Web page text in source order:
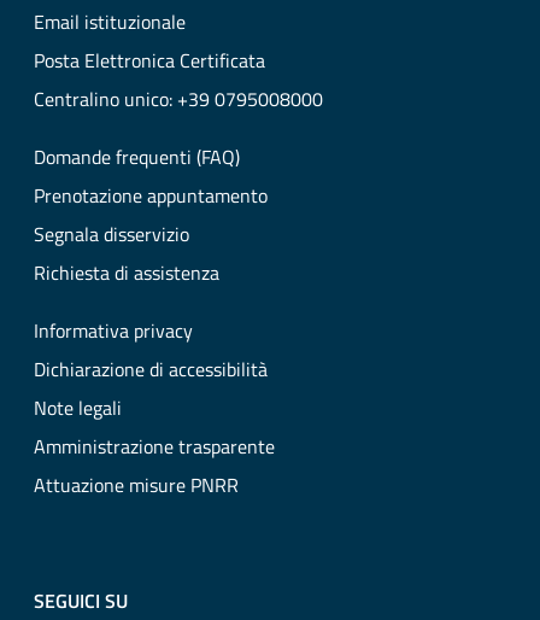
Email istituzionale
Posta Elettronica Certificata
Centralino unico: +39 0795008000
Domande frequenti (FAQ)
Prenotazione appuntamento
Segnala disservizio
Richiesta di assistenza
Informativa privacy
Dichiarazione di accessibilità
Note legali
Amministrazione trasparente
Attuazione misure PNRR
SEGUICI SU